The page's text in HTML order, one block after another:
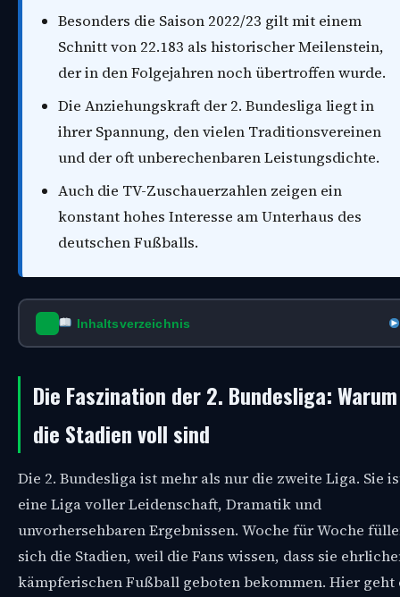
Besonders die Saison 2022/23 gilt mit einem
Schnitt von 22.183 als historischer Meilenstein,
der in den Folgejahren noch übertroffen wurde.
Die Anziehungskraft der 2. Bundesliga liegt in
ihrer Spannung, den vielen Traditionsvereinen
und der oft unberechenbaren Leistungsdichte.
Auch die TV-Zuschauerzahlen zeigen ein
konstant hohes Interesse am Unterhaus des
deutschen Fußballs.
Inhaltsverzeichnis
Die Faszination der 2. Bundesliga: Warum
die Stadien voll sind
Die 2. Bundesliga ist mehr als nur die zweite Liga. Sie
eine Liga voller Leidenschaft, Dramatik und
unvorhersehbaren Ergebnissen. Woche für Woche
sich die Stadien, weil die Fans wissen, dass sie
kämpferischen Fußball geboten bekommen. Hier geht